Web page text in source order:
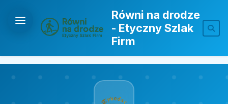
Równi na drodze
- Etyczny Szlak
Firm